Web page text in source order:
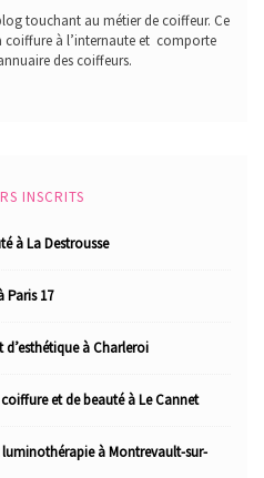
touchant au métier de coiffeur. Ce
coiffure à l’internaute et comporte
des coiffeurs.
INSCRITS
à La Destrousse
Paris 17
à Charleroi
coiffure et de beauté à Le Cannet
à Montrevault-sur-